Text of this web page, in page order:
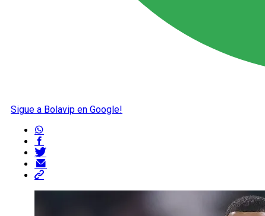
Sigue a Bolavip en Google!